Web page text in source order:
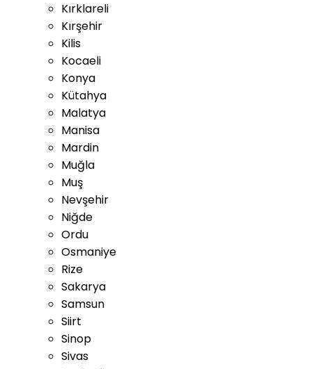
Kırklareli
Kırşehir
Kilis
Kocaeli
Konya
Kütahya
Malatya
Manisa
Mardin
Muğla
Muş
Nevşehir
Niğde
Ordu
Osmaniye
Rize
Sakarya
Samsun
Siirt
Sinop
Sivas